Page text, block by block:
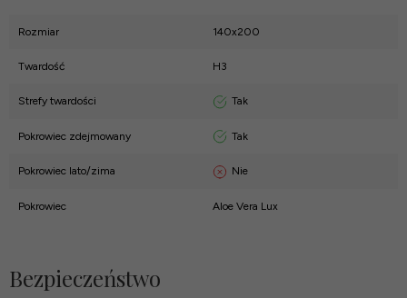
Rozmiar 140x200
Twardość H3
Strefy twardości Tak
Pokrowiec zdejmowany Tak
Pokrowiec lato/zima Nie
Pokrowiec Aloe Vera Lux
Bezpieczeństwo